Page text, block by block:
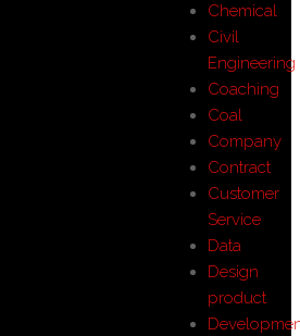
Chemical
Civil
Engineering
Coaching
Coal
Company
Contract
Customer
Service
Data
Design
product